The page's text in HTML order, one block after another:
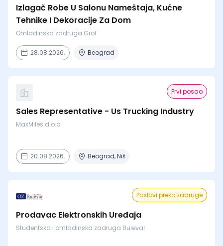
Izlagač Robe U Salonu Nameštaja, Kućne
Tehnike I Dekoracije Za Dom
Omladinska zadruga Grof
28.08.2026. Beograd
Prvi posao
Sales Representative - Us Trucking Industry
MaxMiles d.o.o.
20.08.2026. Beograd, Niš
Poslovi preko zadruge
Prodavac Elektronskih Uređaja
Studentska i omladinska zadruga Bulevar